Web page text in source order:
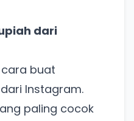
dari
buat
Instagram.
paling cocok